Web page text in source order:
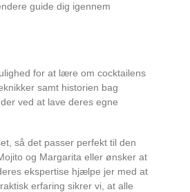
guide dig igennem
for at lære om cocktailens
samt historien bag
ved at lave deres egne
så det passer perfekt til den
og Margarita eller ønsker at
ekspertise hjælpe jer med at
erfaring sikrer vi, at alle